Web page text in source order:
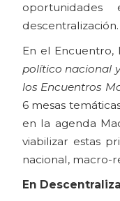
descentralización.
En el Encuentro,
político nacional
los Encuentros
6 mesas
en la agenda
viabilizar estas
nacional, macro-
En